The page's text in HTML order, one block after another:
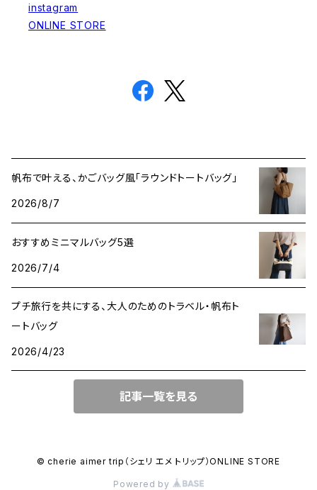
instagram
ONLINE STORE
帆布で叶える、かごバッグ風「ラウンドトートバッグ」
2026/8/7
おすすめミニマルバッグ5選
2026/7/4
プチ旅行を共にする、大人のためのトラベル・帆布ト
ートバッグ
2026/4/23
記事一覧を見る
© cherie aimer trip（シェリ エメ トリップ）ONLINE STORE
Powered by